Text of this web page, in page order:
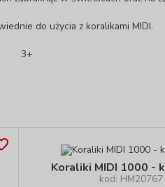
do użycia z koralikami MIDI.
3+
Koraliki MIDI 1000 -
kod: HM20767